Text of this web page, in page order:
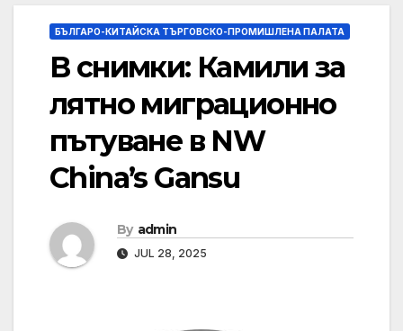
БЪЛГАРО-КИТАЙСКА ТЪРГОВСКО-ПРОМИШЛЕНА ПАЛАТА
В снимки: Камили за
лятно миграционно
пътуване в NW
China’s Gansu
By admin
JUL 28, 2025